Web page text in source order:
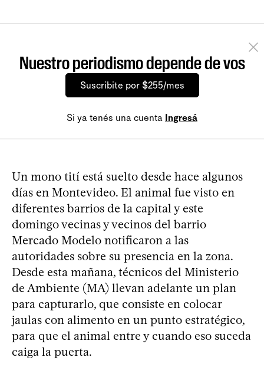
Nuestro periodismo depende de vos
Suscribite por $255/mes
Si ya tenés una cuenta Ingresá
Un mono tití está suelto desde hace algunos
días en Montevideo. El animal fue visto en
diferentes barrios de la capital y este
domingo vecinas y vecinos del barrio
Mercado Modelo notificaron a las
autoridades sobre su presencia en la zona.
Desde esta mañana, técnicos del Ministerio
de Ambiente (MA) llevan adelante un plan
para capturarlo, que consiste en colocar
jaulas con alimento en un punto estratégico,
para que el animal entre y cuando eso suceda
caiga la puerta.